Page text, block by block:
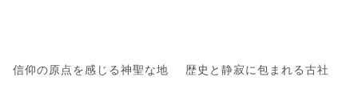
信仰の原点を感じる神聖な地 歴史と静寂に包まれる古社